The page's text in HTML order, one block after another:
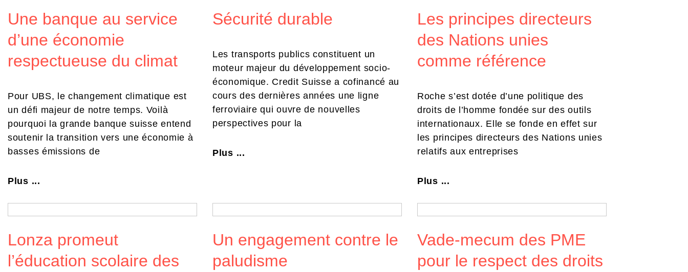
Une banque au service
d’une économie
respectueuse du climat
Pour UBS, le changement climatique est
un défi majeur de notre temps. Voilà
pourquoi la grande banque suisse entend
soutenir la transition vers une économie à
basses émissions de
Plus ...
Sécurité durable
Les transports publics constituent un
moteur majeur du développement socio-
économique. Credit Suisse a cofinancé au
cours des dernières années une ligne
ferroviaire qui ouvre de nouvelles
perspectives pour la
Plus ...
Les principes directeurs
des Nations unies
comme référence
Roche s’est dotée d’une politique des
droits de l’homme fondée sur des outils
internationaux. Elle se fonde en effet sur
les principes directeurs des Nations unies
relatifs aux entreprises
Plus ...
Lonza promeut
l’éducation scolaire des
Un engagement contre le
paludisme
Vade-mecum des PME
pour le respect des droits